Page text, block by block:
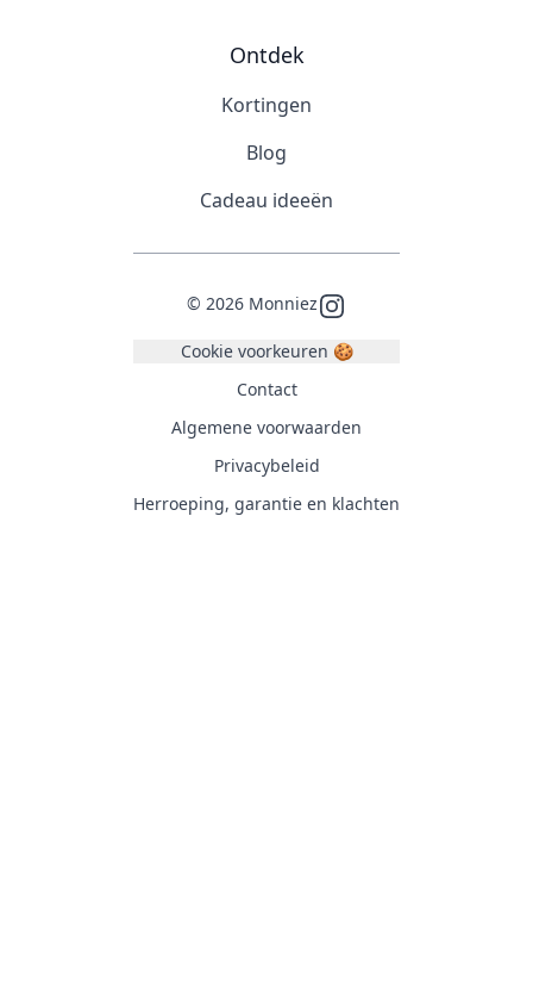
Ontdek
Kortingen
Blog
Cadeau ideeën
© 2026 MonniezInstagram
Cookie voorkeuren 🍪
Contact
Algemene voorwaarden
Privacybeleid
Herroeping, garantie en klachten